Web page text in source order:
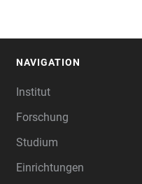
NAVIGATION
Institut
Forschung
Studium
Einrichtungen